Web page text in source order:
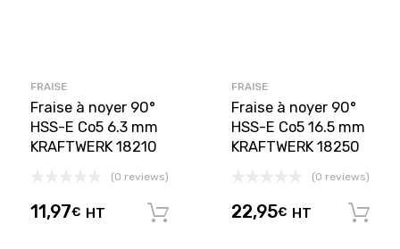
FRAISE
Fraise à noyer 90°
HSS-E Co5 6.3 mm
KRAFTWERK 18210
(0 reviews)
11,97€ HT Ajouter au panier
FRAISE
Fraise à noyer 90°
HSS-E Co5 16.5 mm
KRAFTWERK 18250
(0 reviews)
22,95€ HT